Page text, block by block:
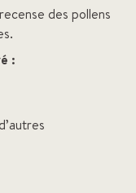
des pollens
: